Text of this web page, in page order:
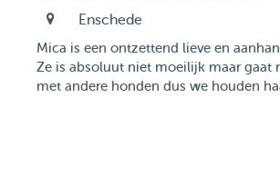
Enschede
Mica is een ontzettend lieve en
Ze is absoluut niet moeilijk maar gaat
met andere honden dus we houden